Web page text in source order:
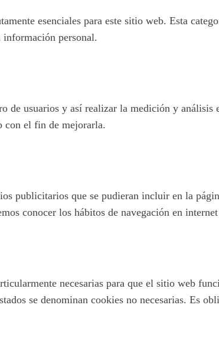
esenciales para este sitio web. Esta
información personal.
de usuarios y así realizar la medición y
con el fin de mejorarla.
publicitarios que se pudieran incluir en la
conocer los hábitos de navegación en
necesarias para que el sitio web
se denominan cookies no necesarias. Es